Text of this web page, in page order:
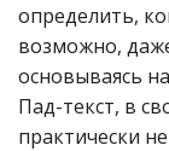
определить,
возможно,
основываясь
Пад-текст, в
практически